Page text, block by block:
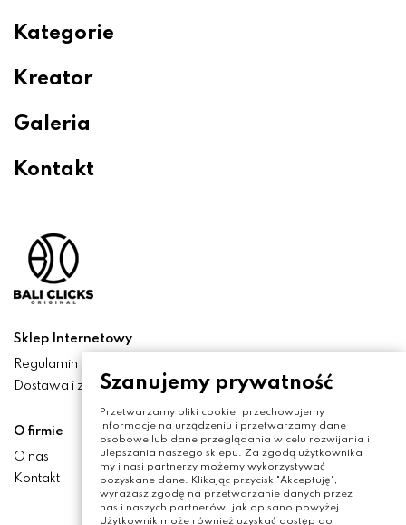
Kategorie
Kreator
Galeria
Kontakt
Sklep Internetowy
Regulamin
Dostawa i zwroty
O firmie
O nas
Kontakt
Szanujemy prywatność
Przetwarzamy pliki cookie, przechowujemy
informacje na urządzeniu i przetwarzamy dane
osobowe lub dane przeglądania w celu rozwijania i
ulepszania naszego sklepu. Za zgodą użytkownika
my i nasi partnerzy możemy wykorzystywać
pozyskane dane. Klikając przycisk "Akceptuję",
wyrażasz zgodę na przetwarzanie danych przez
nas i naszych partnerów, jak opisano powyżej.
Użytkownik może również uzyskać dostęp do